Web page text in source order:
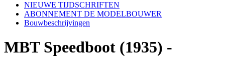
NIEUWE TIJDSCHRIFTEN
ABONNEMENT DE MODELBOUWER
Bouwbeschrijvingen
MBT Speedboot (1935) -